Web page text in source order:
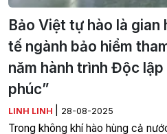
Bảo Việt tự hào là gian
tế ngành bảo hiểm
năm hành trình Độc
phúc”
LINH LINH 28-08-2025
Trong không khí hào hùng cả